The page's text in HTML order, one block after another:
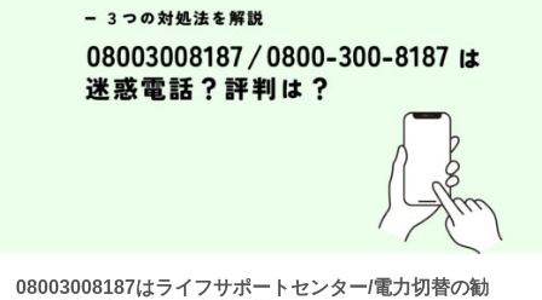
08003008187はライフサポートセンター/電力切替の勧